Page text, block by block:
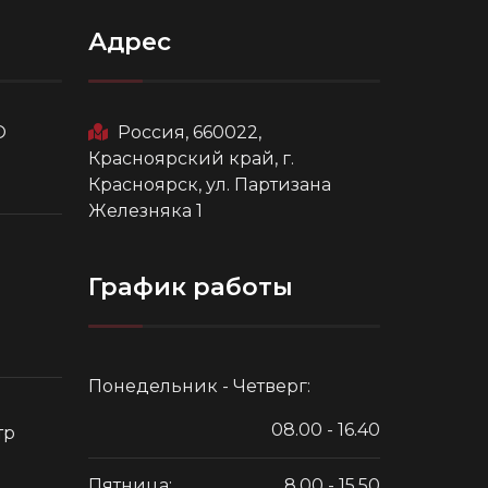
Адрес
Россия, 660022,
Красноярский край, г.
Красноярск, ул. Партизана
Железняка 1
График работы
Понедельник - Четверг:
08.00 - 16.40